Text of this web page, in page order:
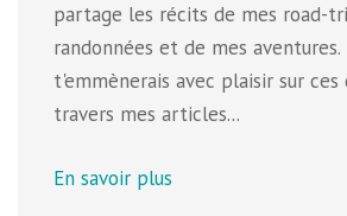
partage les récits de mes road-
randonnées et de mes aventures.
t'emmènerais avec plaisir sur ces
travers mes articles...
En savoir plus